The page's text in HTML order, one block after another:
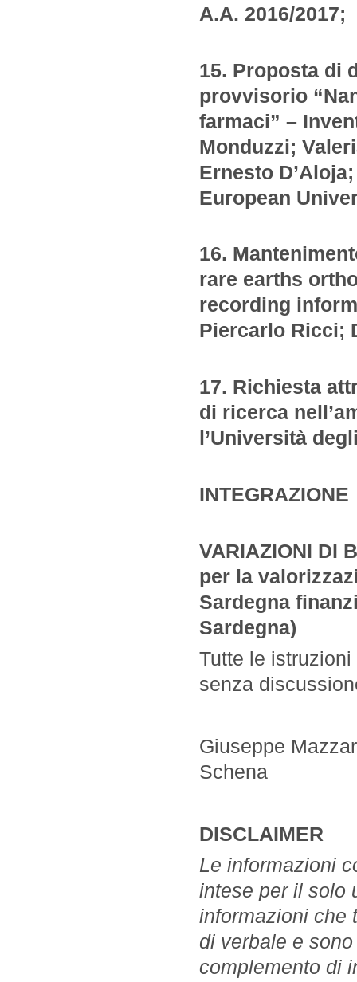
A.A. 2016/2017;
15. Proposta di
provvisorio
farmaci” –
Monduzzi;
Ernesto
European
16.
rare earths
recording
Piercarlo Ricci;
17. Richiesta
di ricerca
l’Università
INTEGRAZIONE
VARIAZIONI DI
per la
Sardegna
Sardegna)
Tutte le
senza
Giuseppe
Schena
DISCLAIMER
Le informazioni
intese per il solo
informazioni che
di verbale e
complemento di